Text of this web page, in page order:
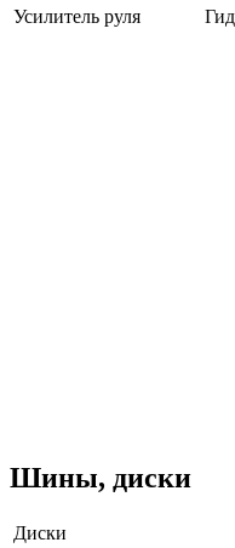
Усилитель руля
Шины, диски
Диски